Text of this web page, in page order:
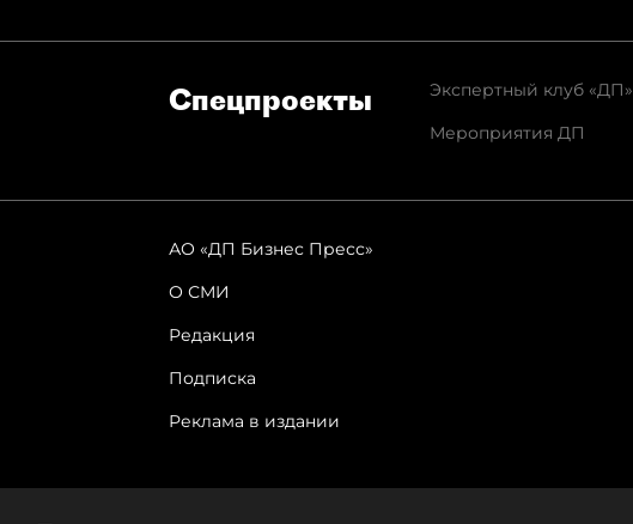
Спец­проекты
Экспертный клуб «ДП»
Мероприятия ДП
АО «ДП Бизнес Пресс»
О СМИ
Редакция
Подписка
Реклама в издании